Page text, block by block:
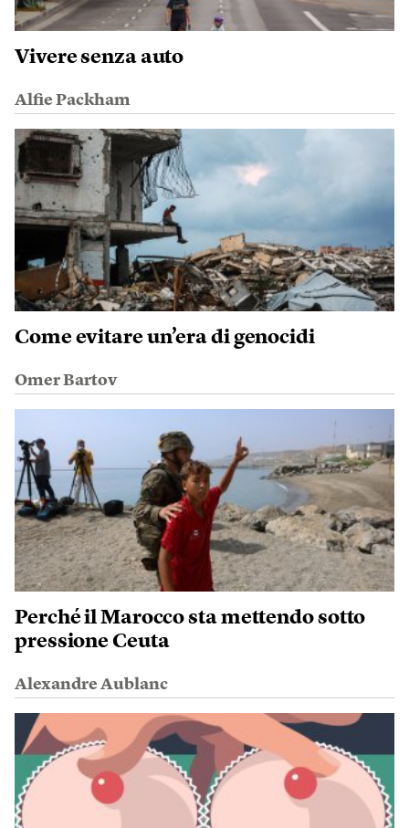
Vivere senza auto
Alfie Packham
Come evitare un’era di genocidi
Omer Bartov
Perché il Marocco sta mettendo sotto
pressione Ceuta
Alexandre Aublanc